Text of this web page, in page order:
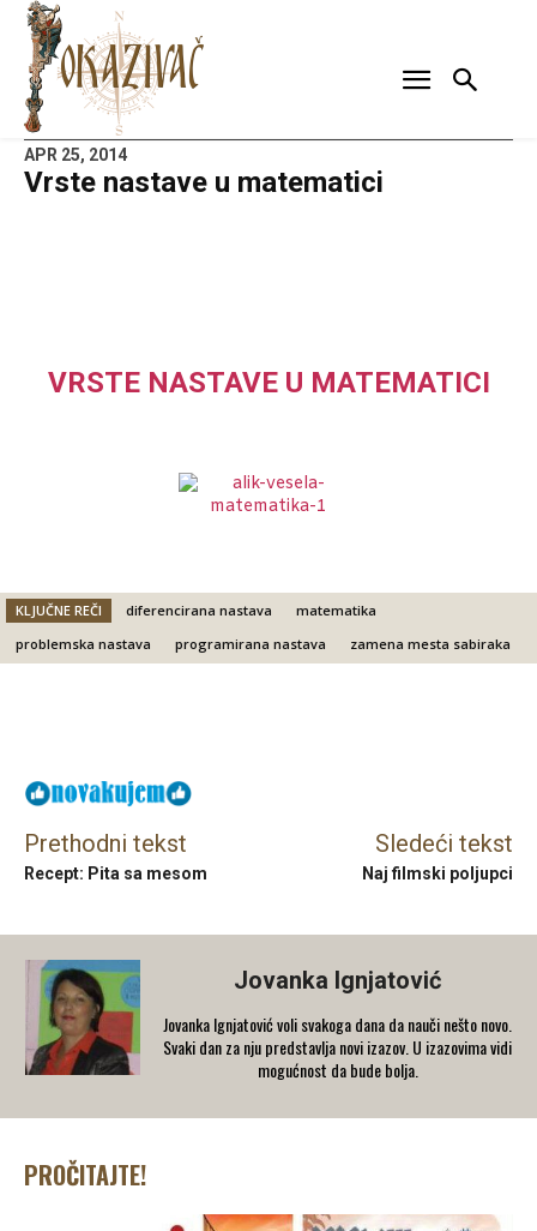
APR 25, 2014
Vrste nastave u matematici
VRSTE NASTAVE U MATEMATICI
KLJUČNE REČI diferencirana nastava
matematika
problemska nastava
programirana nastava zamena mesta sabiraka
Prethodni tekst
Recept: Pita sa mesom
Sledeći tekst
Naj filmski poljupci
Jovanka Ignjatović
Jovanka Ignjatović voli svakoga dana da nauči nešto novo.
Svaki dan za nju predstavlja novi izazov. U izazovima vidi
mogućnost da bude bolja.
PROČITAJTE!